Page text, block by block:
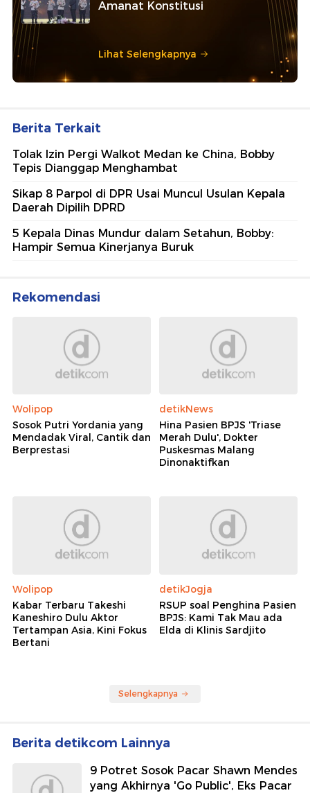
Amanat Konstitusi
Lihat Selengkapnya
Berita Terkait
Tolak Izin Pergi Walkot Medan ke China, Bobby
Tepis Dianggap Menghambat
Sikap 8 Parpol di DPR Usai Muncul Usulan Kepala
Daerah Dipilih DPRD
5 Kepala Dinas Mundur dalam Setahun, Bobby:
Hampir Semua Kinerjanya Buruk
Rekomendasi
Wolipop
Sosok Putri Yordania yang
Mendadak Viral, Cantik dan
Berprestasi
detikNews
Hina Pasien BPJS 'Triase
Merah Dulu', Dokter
Puskesmas Malang
Dinonaktifkan
Wolipop
Kabar Terbaru Takeshi
Kaneshiro Dulu Aktor
Tertampan Asia, Kini Fokus
Bertani
detikJogja
RSUP soal Penghina Pasien
BPJS: Kami Tak Mau ada
Elda di Klinis Sardjito
Selengkapnya
Berita detikcom Lainnya
9 Potret Sosok Pacar Shawn Mendes
yang Akhirnya 'Go Public', Eks Pacar